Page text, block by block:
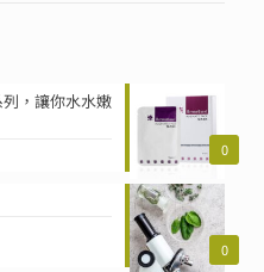
0
，讓你水水嫩
0